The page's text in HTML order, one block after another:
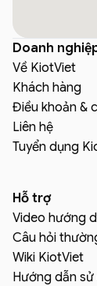
Doanh
Về KiotViet
Khách hàng
Điều khoản &
Liên hệ
Tuyển dụng
Hỗ trợ
Video hướng
Câu hỏi
Wiki KiotViet
Hướng dẫn